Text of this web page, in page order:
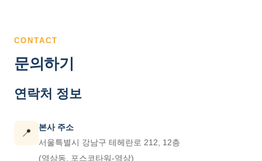
CONTACT
문의하기
연락처 정보
📍
본사 주소
서울특별시 강남구 테헤란로 212, 12층
(역삼동, 포스코타워-역삼)